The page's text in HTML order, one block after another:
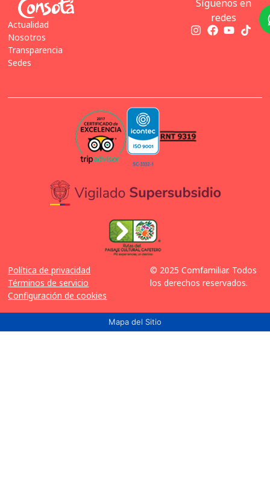
Actualidad
Nosotros
Transparencia
Sedes
Síguenos en
redes
Política de privacidad
Términos de servicio
Configuración de cookies
© 2025 Comfamiliar. Todos
los derechos reservados.
Mapa del Sitio